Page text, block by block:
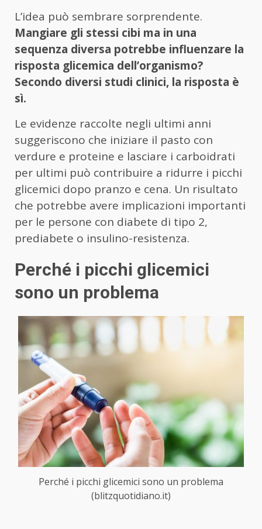
L’idea può sembrare sorprendente.
Mangiare gli stessi cibi ma in una
sequenza diversa potrebbe influenzare la
risposta glicemica dell’organismo?
Secondo diversi studi clinici, la risposta è
sì.
Le evidenze raccolte negli ultimi anni
suggeriscono che iniziare il pasto con
verdure e proteine e lasciare i carboidrati
per ultimi può contribuire a ridurre i picchi
glicemici dopo pranzo e cena. Un risultato
che potrebbe avere implicazioni importanti
per le persone con diabete di tipo 2,
prediabete o insulino-resistenza.
Perché i picchi glicemici
sono un problema
Perché i picchi glicemici sono un problema
(blitzquotidiano.it)